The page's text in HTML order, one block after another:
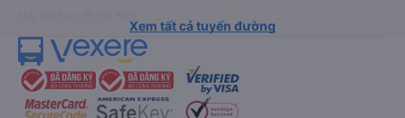
Xem tất cả tuyến đường